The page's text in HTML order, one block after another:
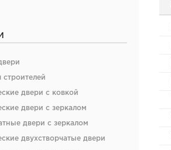
строителей
двери с ковкой
двери с зеркалом
двери с зеркалом
двухстворчатые двери